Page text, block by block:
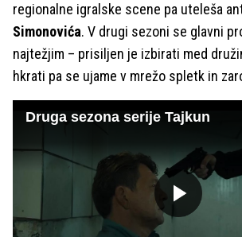
regionalne igralske scene pa uteleša
Simonovića. V drugi sezoni se glavni
najtežjim – prisiljen je izbirati med
hkrati pa se ujame v mrežo spletk in
Druga sezona serije Tajkun